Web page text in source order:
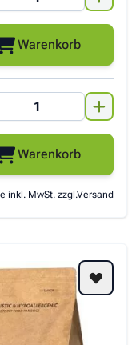
Warenkorb
Warenkorb
inkl. MwSt. zzgl.Versand